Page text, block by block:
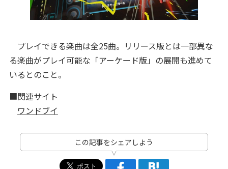
プレイできる楽曲は全25曲。リリース版とは一部異な
る楽曲がプレイ可能な「アーケード版」の展開も進めて
いるとのこと。
■関連サイト
ワンドブイ
この記事をシェアしよう